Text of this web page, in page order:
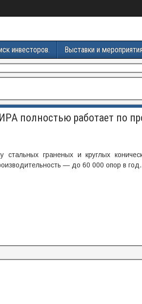
инвесторов. Выставки и мероприятия
полностью работает по
граненых и круглых
— до 60 000 опор в год.